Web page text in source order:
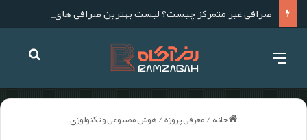
خانه/معرفی پروژه/هوش مصنوعی و تکنولوژی